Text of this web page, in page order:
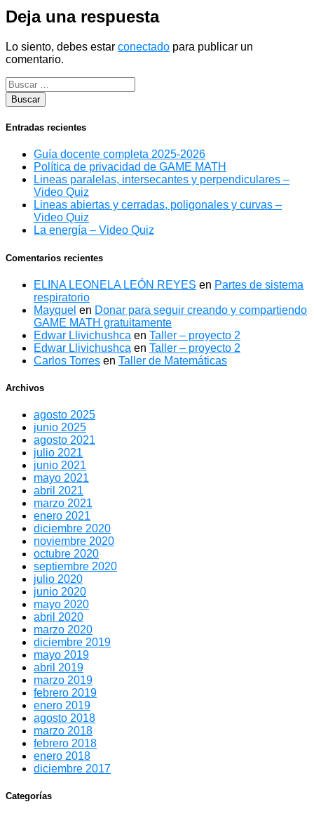
entradas
Deja una respuesta
Lo siento, debes estar conectado para publicar un
comentario.
Entradas recientes
Guía docente completa 2025-2026
Política de privacidad de GAME MATH
Lineas paralelas, intersecantes y perpendiculares –
Video Quiz
Lineas abiertas y cerradas, poligonales y curvas –
Video Quiz
La energía – Video Quiz
Comentarios recientes
ELINA LEONELA LEÓN REYES en Partes de sistema
respiratorio
Mayquel en Donar para seguir creando y compartiendo
GAME MATH gratuitamente
Edwar Llivichushca en Taller – proyecto 2
Edwar Llivichushca en Taller – proyecto 2
Carlos Torres en Taller de Matemáticas
Archivos
agosto 2025
junio 2025
agosto 2021
julio 2021
junio 2021
mayo 2021
abril 2021
marzo 2021
enero 2021
diciembre 2020
noviembre 2020
octubre 2020
septiembre 2020
julio 2020
junio 2020
mayo 2020
abril 2020
marzo 2020
diciembre 2019
mayo 2019
abril 2019
marzo 2019
febrero 2019
enero 2019
agosto 2018
marzo 2018
febrero 2018
enero 2018
diciembre 2017
Categorías